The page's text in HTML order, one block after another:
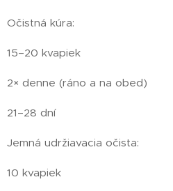
Očistná kúra:
15–20 kvapiek
2× denne (ráno a na obed)
21–28 dní
Jemná udržiavacia očista:
10 kvapiek